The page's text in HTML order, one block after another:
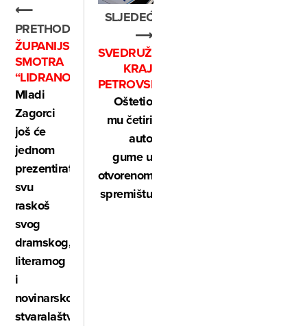
⟵
PRETHODNO
ŽUPANIJSKA
SMOTRA
“LIDRANO”
Mladi
Zagorci
još će
jednom
prezentirati
svu
raskoš
svog
dramskog,
literarnog
i
novinarskog
stvaralaštva
SLJEDEĆE
⟶
SVEDRUŽA
KRAJ
PETROVSKOG
Oštetio
mu četiri
auto
gume u
otvorenom
spremištu